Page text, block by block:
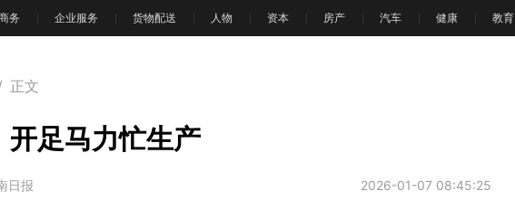
务 企业服务 货物配送 人物 资本 房产 汽车 健康 教育
正文
开足马力忙生产
日报 2026-01-07 08:45:25